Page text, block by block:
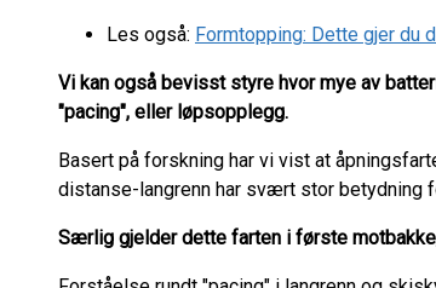
Les også: Formtopping: Dette gjer du
Vi kan også bevisst styre hvor mye av
"pacing", eller løpsopplegg.
Basert på forskning har vi vist at
distanse-langrenn har svært stor betydning
Særlig gjelder dette farten i første